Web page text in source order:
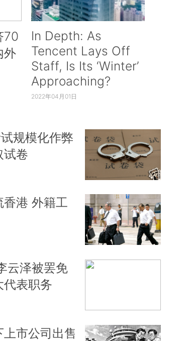
70
外
In Depth: As
Tencent Lays Off
Staff, Is Its ‘Winter’
Approaching?
2022年04月01日
规模化作弊
试卷
港 外籍工
云泽被罢免
代表职务
上市公司出售